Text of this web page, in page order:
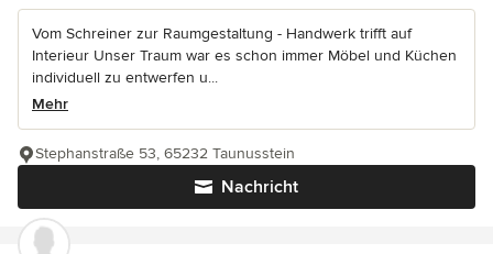
Vom Schreiner zur Raumgestaltung - Handwerk trifft auf
Interieur Unser Traum war es schon immer Möbel und Küchen
individuell zu entwerfen u...
Mehr
Nachricht
Stephanstraße 53, 65232 Taunusstein